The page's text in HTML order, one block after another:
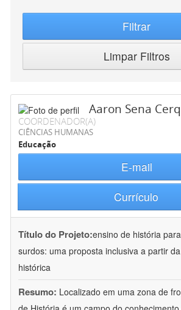
Filtrar
Limpar Filtros
Aaron Sena
COORDENADOR(A)
CIÊNCIAS HUMANAS
Educação
E-mail
Currículo
Título do Projeto:ensino de história
surdos: uma proposta inclusiva a partir
histórica
Resumo: Localizado em uma zona de